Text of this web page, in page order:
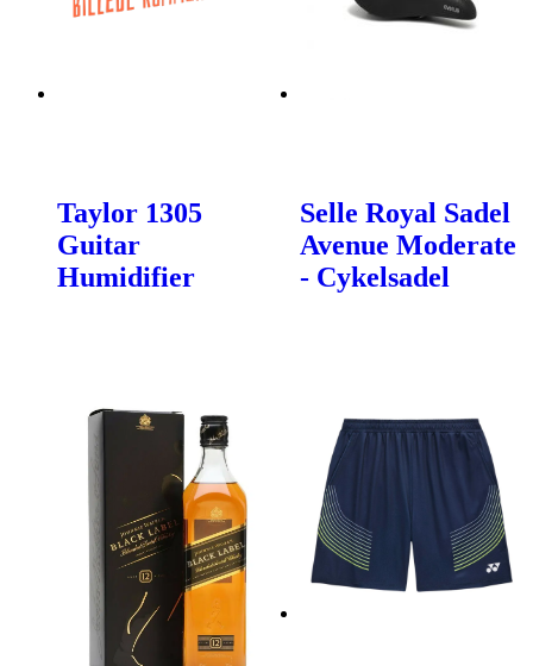
Taylor 1305
Guitar
Humidifier
Selle Royal Sadel
Avenue Moderate
- Cykelsadel